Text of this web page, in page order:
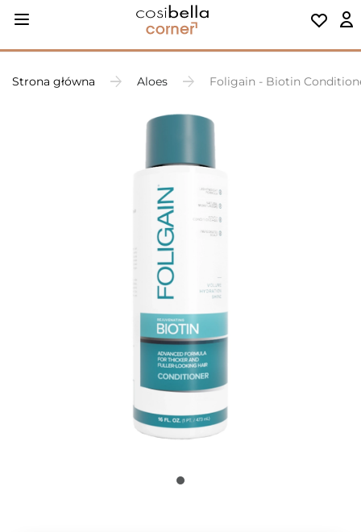
Strona główna Aloes Foligain - Biotin